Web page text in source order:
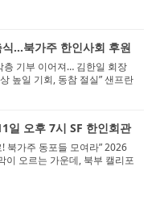
…북가주 한인사회 후원
기부 이어져… 김한일 회장
높일 기회, 동참 절실” 샌프란
일 오후 7시 SF 한인회관
북가주 동포들 모여라” 2026
이 오르는 가운데, 북부 캘리포